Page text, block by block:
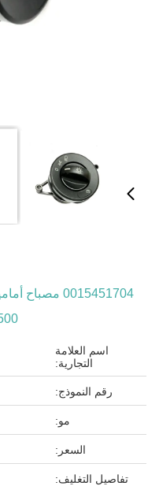
0015451704
اسم العلامة
التجارية:
رقم النموذج:
مو:
السعر:
تفاصيل التغليف: